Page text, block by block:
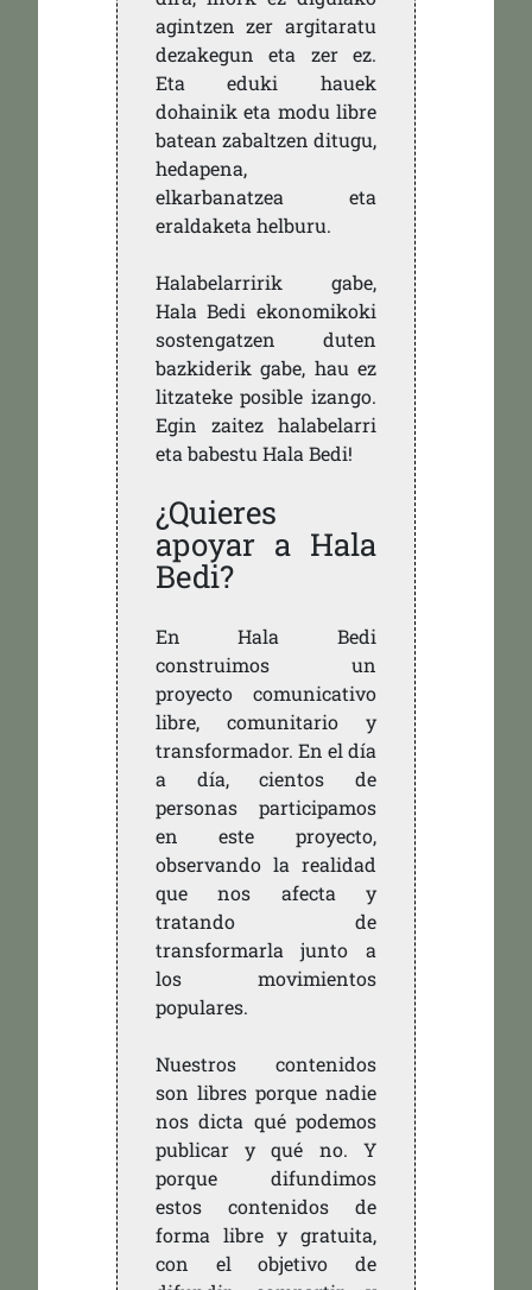
agintzen zer argitaratu
dezakegun eta zer ez.
Eta eduki hauek
dohainik eta modu libre
batean zabaltzen ditugu,
hedapena,
elkarbanatzea eta
eraldaketa helburu.
Halabelarririk gabe,
Hala Bedi ekonomikoki
sostengatzen duten
bazkiderik gabe, hau ez
litzateke posible izango.
Egin zaitez halabelarri
eta babestu Hala Bedi!
¿Quieres
apoyar a Hala
Bedi?
En Hala Bedi
construimos un
proyecto comunicativo
libre, comunitario y
transformador. En el día
a día, cientos de
personas participamos
en este proyecto,
observando la realidad
que nos afecta y
tratando de
transformarla junto a
los movimientos
populares.
Nuestros contenidos
son libres porque nadie
nos dicta qué podemos
publicar y qué no. Y
porque difundimos
estos contenidos de
forma libre y gratuita,
con el objetivo de